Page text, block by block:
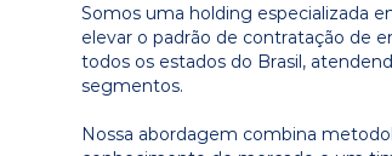
Somos uma holding especializada
elevar o padrão de contratação de
todos os estados do Brasil,
segmentos.
Nossa abordagem combina